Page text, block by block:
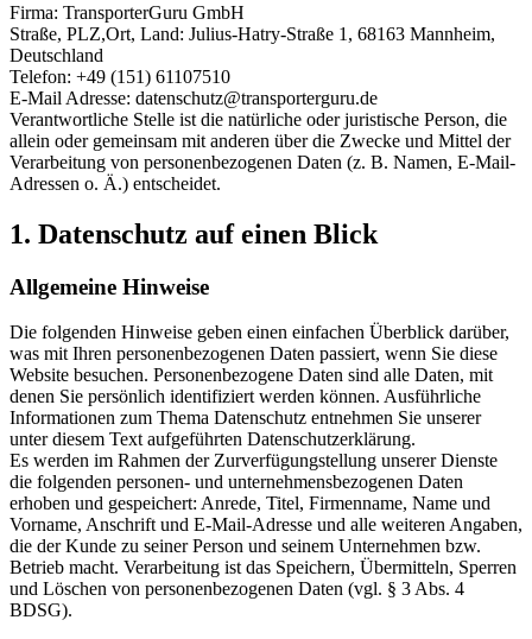
Firma: TransporterGuru GmbH
Straße, PLZ,Ort, Land: Julius-Hatry-Straße 1, 68163 Mannheim,
Deutschland
Telefon: +49 (151) 61107510
E-Mail Adresse: datenschutz@transporterguru.de
Verantwortliche Stelle ist die natürliche oder juristische Person, die
allein oder gemeinsam mit anderen über die Zwecke und Mittel der
Verarbeitung von personenbezogenen Daten (z. B. Namen, E-Mail-
Adressen o. Ä.) entscheidet.
1. Datenschutz auf einen Blick
Allgemeine Hinweise
Die folgenden Hinweise geben einen einfachen Überblick darüber,
was mit Ihren personenbezogenen Daten passiert, wenn Sie diese
Website besuchen. Personenbezogene Daten sind alle Daten, mit
denen Sie persönlich identifiziert werden können. Ausführliche
Informationen zum Thema Datenschutz entnehmen Sie unserer
unter diesem Text aufgeführten Datenschutzerklärung.
Es werden im Rahmen der Zurverfügungstellung unserer Dienste
die folgenden personen- und unternehmensbezogenen Daten
erhoben und gespeichert: Anrede, Titel, Firmenname, Name und
Vorname, Anschrift und E-Mail-Adresse und alle weiteren Angaben,
die der Kunde zu seiner Person und seinem Unternehmen bzw.
Betrieb macht. Verarbeitung ist das Speichern, Übermitteln, Sperren
und Löschen von personenbezogenen Daten (vgl. § 3 Abs. 4
BDSG).